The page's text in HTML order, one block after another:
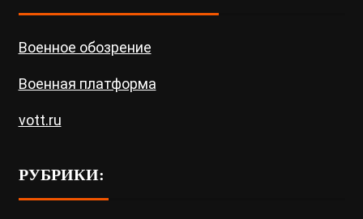
Военное обозрение
Военная платформа
vott.ru
РУБРИКИ: